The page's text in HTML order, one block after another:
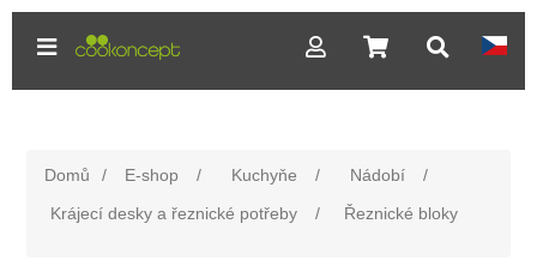
Domů / E-shop / Kuchyňe / Nádobí
/
Krájecí desky a řeznické potřeby
/ Řeznické bloky